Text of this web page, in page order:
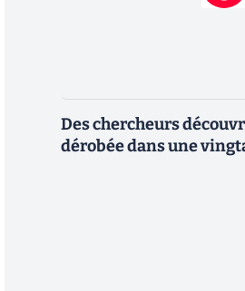
Des chercheurs
dérobée dans une